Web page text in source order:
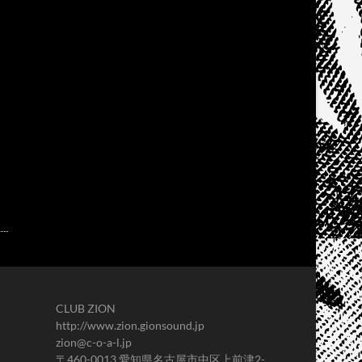
CLUB ZION
http://www.zion.gionsound.jp
zion@c-o-a-l.jp
〒460-0013 愛知県名古屋市中区上前津2-